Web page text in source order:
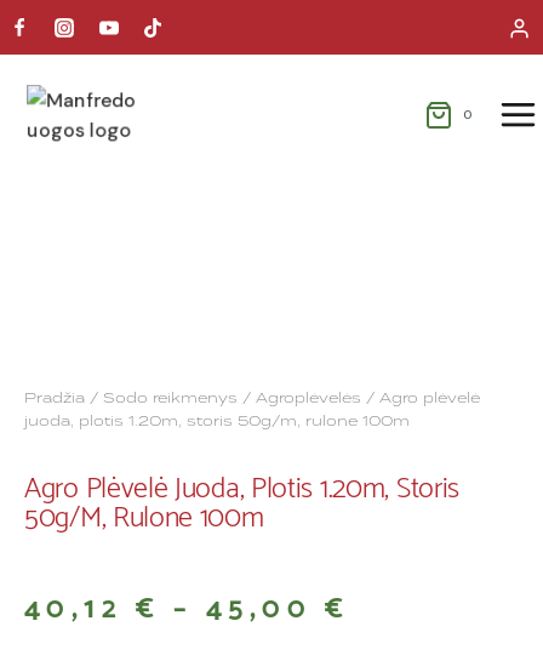
0
Pradžia / Sodo reikmenys / Agroplėvelės / Agro plėvelė
juoda, plotis 1.20m, storis 50g/m, rulone 100m
Agro Plėvelė Juoda, Plotis 1.20m, Storis
50g/m, Rulone 100m
40,12€ – 45,00€